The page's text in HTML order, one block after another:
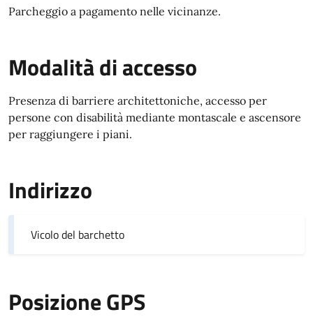
Parcheggio a pagamento nelle vicinanze.
Modalità di accesso
Presenza di barriere architettoniche, accesso per
persone con disabilità mediante montascale e ascensore
per raggiungere i piani.
Indirizzo
Vicolo del barchetto
Posizione GPS